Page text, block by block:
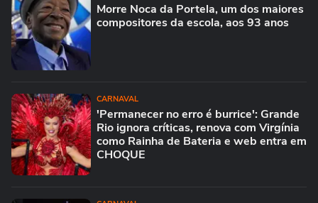
Morre Noca da Portela, um dos maiores
compositores da escola, aos 93 anos
CARNAVAL
'Permanecer no erro é burrice': Grande
Rio ignora críticas, renova com Virgínia
como Rainha de Bateria e web entra em
CHOQUE